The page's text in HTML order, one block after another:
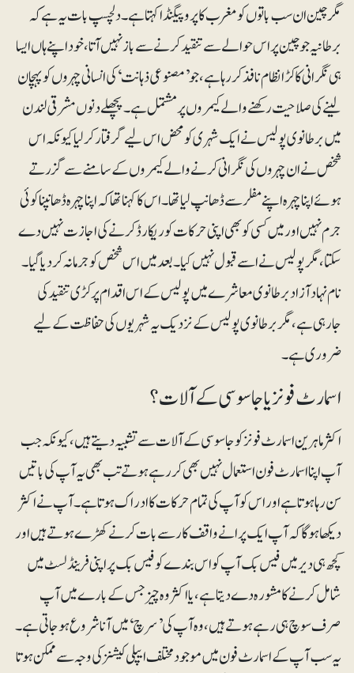
مگر چین ان سب باتوں کو مغرب کا پروپیگنڈا کہتا ہے۔ دلچسپ بات یہ ہے کہ
برطانیہ جو چین پر اس حوالے سے تنقید کرنے سے باز نہیں آتا، خود اپنے ہاں ایسا
ہی نگرانی کا کڑا نظام نافذ کررہا ہے، جو ’مصنوعی ذہانت‘ کی انسانی چہروں کو پہچان
لینے کی صلاحیت رکھنے والے کیمروں پر مشتمل ہے۔ پچھلے دنوں مشرقی لندن
میں برطانوی پولیس نے ایک شہری کو محض اس لیے گرفتار کرلیا کیونکہ اس
شخص نے ان چہروں کی نگرانی کرنے والے کیمروں کے سامنے سے گزرتے
ہوئے اپنا چہرہ اپنے مفلر سے ڈھانپ لیا تھا۔ اس کا کہنا تھا کہ اپنا چہرہ ڈھانپنا کوئی
جرم نہیں اور میں کسی کو بھی اپنی حرکات کو ریکارڈ کرنے کی اجازت نہیں دے
سکتا، مگر پولیس نے اسے قبول نہیں کیا۔ بعد میں اس شخص کو جرمانہ کردیا گیا۔
نام نہاد آزاد برطانوی معاشرے میں پولیس کے اس اقدام پر کڑی تنقید کی
جارہی ہے، مگر برطانوی پولیس کے نزدیک یہ شہریوں کی حفاظت کے لیے
ضروری ہے۔
اسمارٹ فونز یا جاسوسی کے آلات؟
اکثر ماہرین اسمارٹ فونز کو جاسوسی کے آلات سے تشبیہ دیتے ہیں، کیونکہ جب
آپ اپنا اسمارٹ فون استعمال نہیں بھی کررہے ہوتے تب بھی یہ آپ کی باتیں
سن رہا ہوتا ہے اور اس کو آپ کی تمام حرکات کا ادراک ہوتا ہے۔ آپ نے اکثر
دیکھا ہوگا کہ آپ ایک پرانے واقف کار سے بات کرنے کھڑے ہوتے ہیں اور
کچھ ہی دیر میں فیس بک آپ کو اس بندے کو فیس بک پر اپنی فرینڈ لسٹ میں
شامل کرنے کا مشورہ دے دیتا ہے، یا اکثر وہ چیز جس کے بارے میں آپ
صرف سوچ ہی رہے ہوتے ہیں، وہ آپ کی ’سرچ‘ میں آنا شروع ہوجاتی ہے۔
یہ سب آپ کے اسمارٹ فون میں موجود مختلف ایپلی کیشنز کی وجہ سے ممکن ہوتا